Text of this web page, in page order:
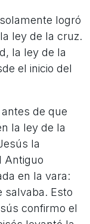
logró
ley de la cruz.
la ley de la
el inicio del
de que
la ley de la
la
Antiguo
en la vara:
salvaba. Esto
confirmo el